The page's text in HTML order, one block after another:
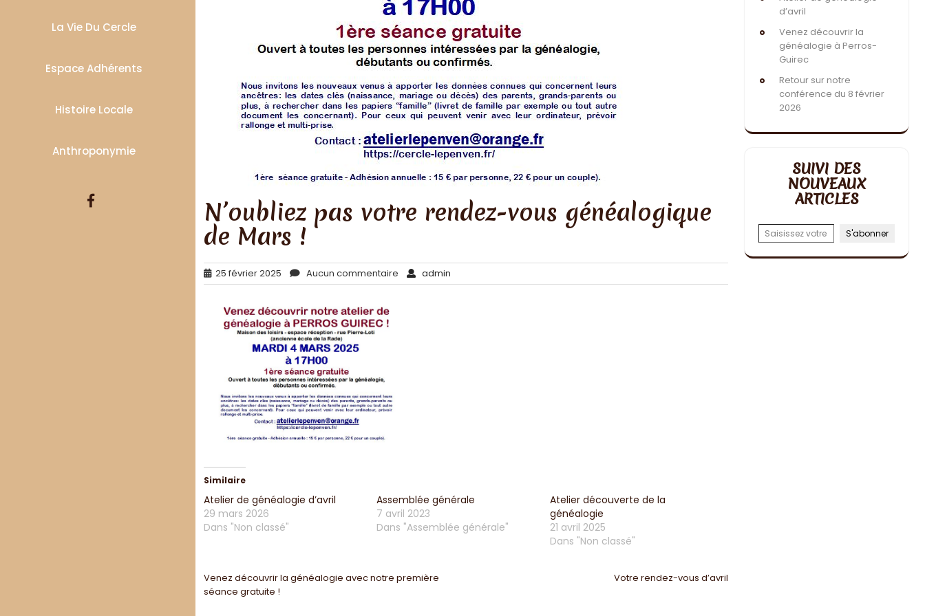
La Vie Du Cercle
Espace Adhérents
Histoire Locale
Anthroponymie
N’oubliez pas votre rendez-vous généalogique
de Mars !
25 février 2025 Aucun commentaire admin
Similaire
Atelier de généalogie d’avril
29 mars 2026
Dans "Non classé"
Assemblée générale
7 avril 2023
Dans "Assemblée générale"
Atelier découverte de la
généalogie
21 avril 2025
Dans "Non classé"
Navigation
de
Venez découvrir la généalogie avec notre première
séance gratuite !
Votre rendez-vous d’avril
d’avril
Venez découvrir la
généalogie à Perros-
Guirec
Retour sur notre
conférence du 8 février
2026
SUIVI DES
NOUVEAUX
ARTICLES
Saisissez votre adresse e-mail…
S'abonner